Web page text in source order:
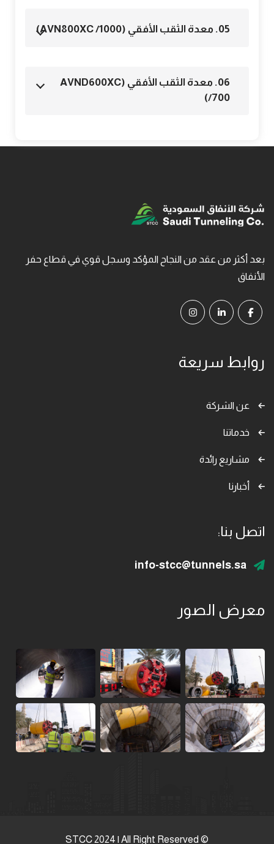
05. معدة الثقب الأفقي (AVN800XC /1000)
06. معدة الثقب الأفقي (AVND600XC
/700)
بعد أكثر من عقد من النجاح المؤكد وسجل قوي في قطاع حفر
الأنفاق
روابط سريعة
عن الشركة
خدماتنا
مشاريع رائدة
أخبارنا
اتصل بنا:
info-stcc@tunnels.sa
معرض الصور
© STCC 2024 | All Right Reserved